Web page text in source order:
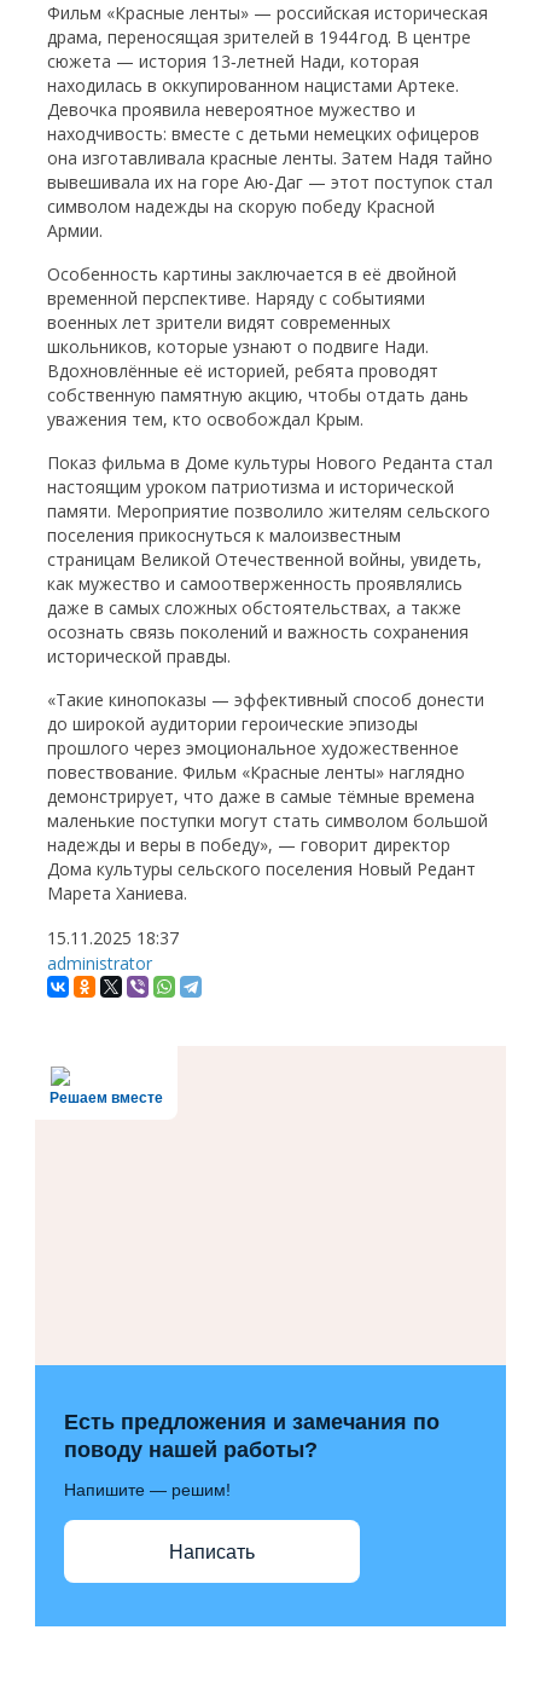
Фильм «Красные ленты» — российская историческая
драма, переносящая зрителей в 1944 год. В центре
сюжета — история 13‑летней Нади, которая
находилась в оккупированном нацистами Артеке.
Девочка проявила невероятное мужество и
находчивость: вместе с детьми немецких офицеров
она изготавливала красные ленты. Затем Надя тайно
вывешивала их на горе Аю-Даг — этот поступок стал
символом надежды на скорую победу Красной
Армии.
Особенность картины заключается в её двойной
временной перспективе. Наряду с событиями
военных лет зрители видят современных
школьников, которые узнают о подвиге Нади.
Вдохновлённые её историей, ребята проводят
собственную памятную акцию, чтобы отдать дань
уважения тем, кто освобождал Крым.
Показ фильма в Доме культуры Нового Реданта стал
настоящим уроком патриотизма и исторической
памяти. Мероприятие позволило жителям сельского
поселения прикоснуться к малоизвестным
страницам Великой Отечественной войны, увидеть,
как мужество и самоотверженность проявлялись
даже в самых сложных обстоятельствах, а также
осознать связь поколений и важность сохранения
исторической правды.
«Такие кинопоказы — эффективный способ донести
до широкой аудитории героические эпизоды
прошлого через эмоциональное художественное
повествование. Фильм «Красные ленты» наглядно
демонстрирует, что даже в самые тёмные времена
маленькие поступки могут стать символом большой
надежды и веры в победу», — говорит директор
Дома культуры сельского поселения Новый Редант
Марета Ханиева.
15.11.2025 18:37
administrator
Решаем вместе
Есть предложения и замечания по
поводу нашей работы?
Напишите — решим!
Написать